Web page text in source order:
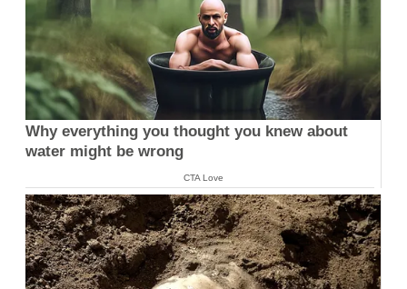
Why everything you thought you knew about
water might be wrong
CTA Love